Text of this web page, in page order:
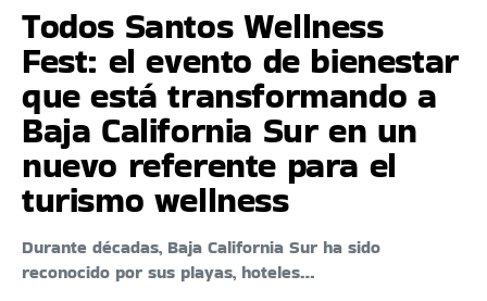
Todos Santos Wellness
Fest: el evento de bienestar
que está transformando a
Baja California Sur en un
nuevo referente para el
turismo wellness
Durante décadas, Baja California Sur ha sido
reconocido por sus playas, hoteles…